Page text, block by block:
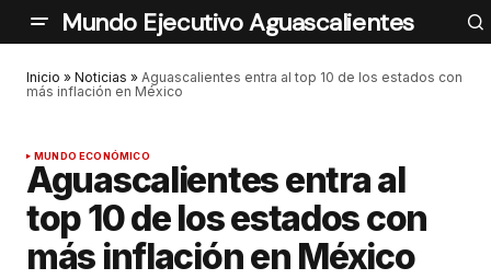
Mundo Ejecutivo Aguascalientes
Inicio » Noticias » Aguascalientes entra al top 10 de los estados con
más inflación en México
MUNDO ECONÓMICO
Aguascalientes entra al
top 10 de los estados con
más inflación en México